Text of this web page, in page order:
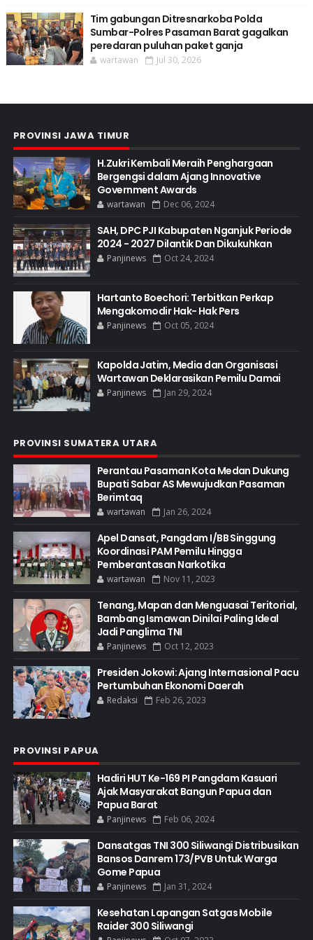
Tim gabungan Ditresnarkoba Polda
Sumbar-Polres Pasaman Barat gagalkan
peredaran puluhan paket ganja
wartawan Jul 30, 2026
PROVINSI JAWA TIMUR
H.Zukri Kembali Meraih Penghargaan
Bergengsi dalam Ajang Innovative
Government Awards
wartawan Dec 06, 2024
SAH, DPC PJI Kabupaten Nganjuk Periode
2024 - 2027 Dilantik Dan Dikukuhkan
Panjinews Oct 24, 2024
Hartanto Boechori: Terbitkan Perkap
Mengakomodir Hak- Hak Pers
Panjinews Oct 05, 2024
Kapolda Jatim, Media dan Organisasi
Wartawan Deklarasikan Pemilu Damai
Panjinews Jan 29, 2024
PROVINSI SUMATERA UTARA
Perantau Pasaman Kota Medan Dukung
Bupati Sabar AS Mewujudkan Pasaman
Berimtaq
wartawan Jan 26, 2024
Apel Dansat, Pangdam I/BB Singgung
Koordinasi PAM Pemilu Hingga
Pemberantasan Narkotika
wartawan Nov 11, 2023
Tenang, Mapan dan Menguasai Teritorial,
Bambang Ismawan Dinilai Paling Ideal
Jadi Panglima TNI
Panjinews Oct 12, 2023
Presiden Jokowi: Ajang Internasional Pacu
Pertumbuhan Ekonomi Daerah
Redaksi Feb 26, 2023
PROVINSI PAPUA
Hadiri HUT Ke-169 PI Pangdam Kasuari
Ajak Masyarakat Bangun Papua dan
Papua Barat
Panjinews Feb 06, 2024
Dansatgas TNI 300 Siliwangi Distribusikan
Bansos Danrem 173/PVB Untuk Warga
Gome Papua
Panjinews Jan 31, 2024
Kesehatan Lapangan Satgas Mobile
Raider 300 Siliwangi